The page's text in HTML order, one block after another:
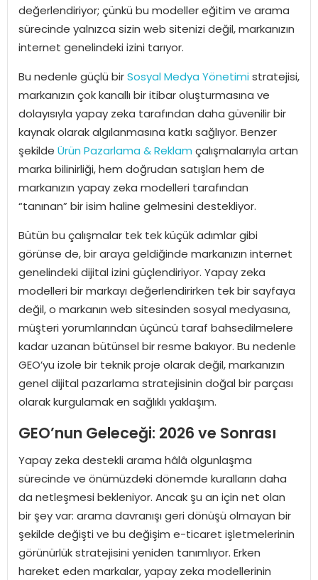
değerlendiriyor; çünkü bu modeller eğitim ve arama
sürecinde yalnızca sizin web sitenizi değil, markanızın
internet genelindeki izini tarıyor.
Bu nedenle güçlü birSosyal Medya Yönetimistratejisi,
markanızın çok kanallı bir itibar oluşturmasına ve
dolayısıyla yapay zeka tarafından daha güvenilir bir
kaynak olarak algılanmasına katkı sağlıyor. Benzer
şekilde Ürün Pazarlama & Reklam çalışmalarıyla artan
marka bilinirliği, hem doğrudan satışları hem de
markanızın yapay zeka modelleri tarafından
“tanınan” bir isim haline gelmesini destekliyor.
Bütün bu çalışmalar tek tek küçük adımlar gibi
görünse de, bir araya geldiğinde markanızın internet
genelindeki dijital izini güçlendiriyor. Yapay zeka
modelleri bir markayı değerlendirirken tek bir sayfaya
değil, o markanın web sitesinden sosyal medyasına,
müşteri yorumlarından üçüncü taraf bahsedilmelere
kadar uzanan bütünsel bir resme bakıyor. Bu nedenle
GEO’yu izole bir teknik proje olarak değil, markanızın
genel dijital pazarlama stratejisinin doğal bir parçası
olarak kurgulamak en sağlıklı yaklaşım.
GEO’nun Geleceği: 2026 ve Sonrası
Yapay zeka destekli arama hâlâ olgunlaşma
sürecinde ve önümüzdeki dönemde kuralların daha
da netleşmesi bekleniyor. Ancak şu an için net olan
bir şey var: arama davranışı geri dönüşü olmayan bir
şekilde değişti ve bu değişim e-ticaret işletmelerinin
görünürlük stratejisini yeniden tanımlıyor. Erken
hareket eden markalar, yapay zeka modellerinin